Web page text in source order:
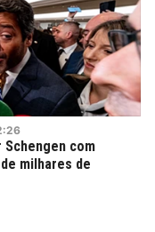
Schengen com
milhares de